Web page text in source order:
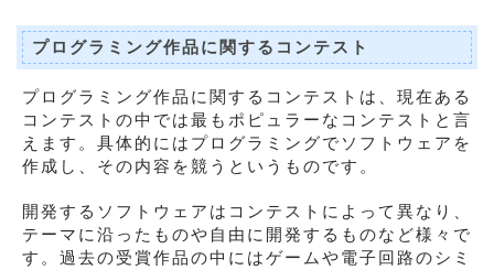
プログラミング作品に関するコンテスト
プログラミング作品に関するコンテストは、現在ある
コンテストの中では最もポピュラーなコンテストと言
えます。具体的にはプログラミングでソフトウェアを
作成し、その内容を競うというものです。
開発するソフトウェアはコンテストによって異なり、
テーマに沿ったものや自由に開発するものなど様々で
す。過去の受賞作品の中にはゲームや電子回路のシミ